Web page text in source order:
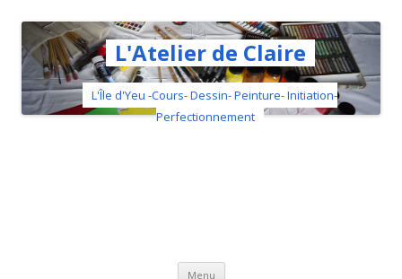
L'Atelier de Claire
L'Île d'Yeu -Cours- Dessin- Peinture- Initiation-
Perfectionnement
Menu Aller au contenu principal